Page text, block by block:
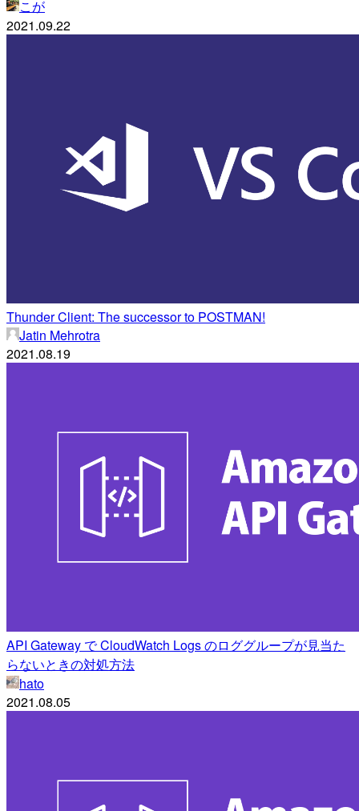
こが
2021.09.22
Thunder Client: The successor to POSTMAN!
Jatin Mehrotra
2021.08.19
API Gateway で CloudWatch Logs のロググループが見当た
らないときの対処方法
hato
2021.08.05